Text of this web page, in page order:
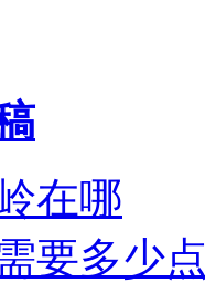
在哪
要多少